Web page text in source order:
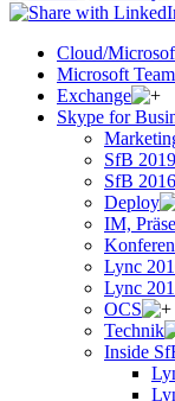
Cloud/
Microsoft
Exchange
Skype for
SfB 2019
SfB 2016
Deploy
IM,
Lync
Lync
OCS
Technik
Inside